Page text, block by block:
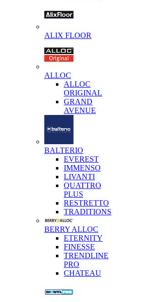
ALIX FLOOR
ALLOC
ALLOC
ORIGINAL
GRAND
AVENUE
BALTERIO
EVEREST
IMMENSO
LIVANTI
QUATTRO
PLUS
RESTRETTO
TRADITIONS
BERRY ALLOC
ETERNITY
FINESSE
TRENDLINE
PRO
CHATEAU